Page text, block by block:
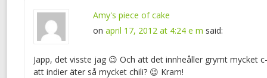
Amy's piece of cake
on april 17, 2012 at 4:24 e m said:
Japp, det visste jag 😉 Och att det innheåller grymt mycket
att indier äter så mycket chili? 😉 Kram!